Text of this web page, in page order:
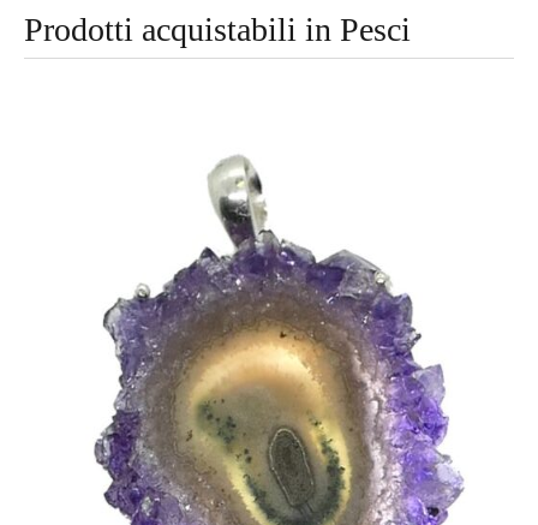
Prodotti acquistabili in Pesci